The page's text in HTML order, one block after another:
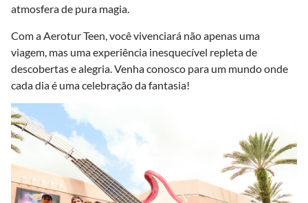
atmosfera de pura magia.
Com a Aerotur Teen, você vivenciará não apenas uma
viagem, mas uma experiência inesquecível repleta de
descobertas e alegria. Venha conosco para um mundo onde
cada dia é uma celebração da fantasia!